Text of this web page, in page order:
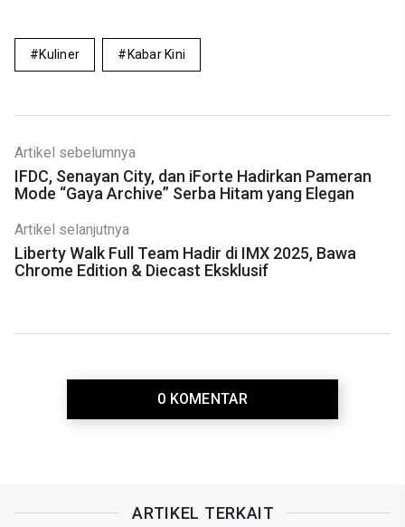
Kuliner Kabar Kini
Artikel sebelumnya
IFDC, Senayan City, dan iForte Hadirkan Pameran
Mode “Gaya Archive” Serba Hitam yang Elegan
Artikel selanjutnya
Liberty Walk Full Team Hadir di IMX 2025, Bawa
Chrome Edition & Diecast Eksklusif
0 KOMENTAR
ARTIKEL TERKAIT